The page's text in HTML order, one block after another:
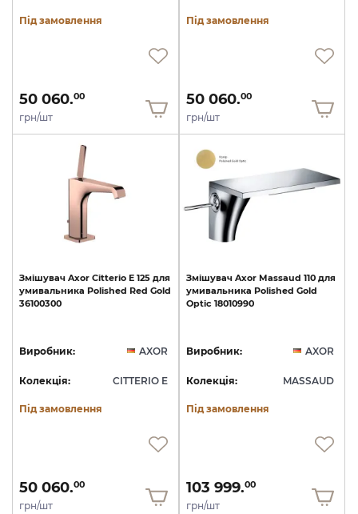
Під замовлення
50 060.00
грн/шт
Під замовлення
50 060.00
грн/шт
Змішувач Axor Citterio E 125 для
умивальника Polished Red Gold
36100300
Виробник: AXOR
Колекція: CITTERIO E
Під замовлення
50 060.00
грн/шт
Змішувач Axor Massaud 110 для
умивальника Polished Gold
Optic 18010990
Виробник: AXOR
Колекція: MASSAUD
Під замовлення
103 999.00
грн/шт